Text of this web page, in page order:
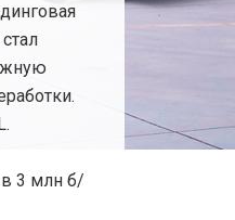
в 3 млн б/